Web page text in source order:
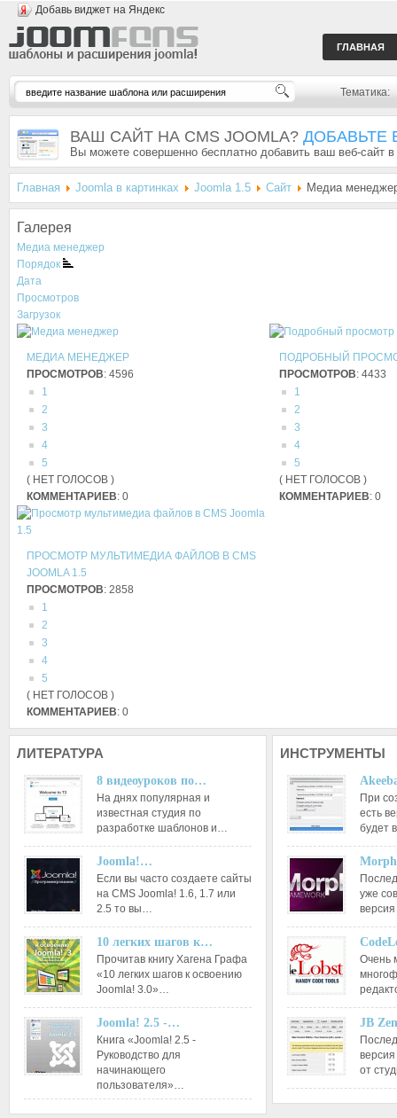
Добавь виджет на Яндекс
ГЛАВНАЯ
Тематика:
ВАШ САЙТ НА CMS JOOMLA? ДОБАВЬТЕ
Вы можете совершенно бесплатно добавить ваш веб-сайт
Главная Joomla в картинках Joomla 1.5 Сайт Медиа
Галерея
Медиа менеджер
Порядок
Дата
Просмотров
Загрузок
МЕДИА МЕНЕДЖЕР
ПРОСМОТРОВ: 4596
1
2
3
4
5
( НЕТ ГОЛОСОВ )
КОММЕНТАРИЕВ: 0
ПОДРОБНЫЙ
ПРОСМОТРОВ: 4433
1
2
3
4
5
( НЕТ ГОЛОСОВ )
КОММЕНТАРИЕВ: 0
ПРОСМОТР МУЛЬТИМЕДИА ФАЙЛОВ В CMS
JOOMLA 1.5
ПРОСМОТРОВ: 2858
1
2
3
4
5
( НЕТ ГОЛОСОВ )
КОММЕНТАРИЕВ: 0
ЛИТЕРАТУРА
8 видеоуроков по…
На днях популярная и
известная студия по
разработке шаблонов и…
Joomla!…
Если вы часто создаете сайты
на CMS Joomla! 1.6, 1.7 или
2.5 то вы…
10 легких шагов к…
Прочитав книгу Хагена Графа
«10 легких шагов к освоению
Joomla! 3.0»…
Joomla! 2.5 -…
Книга «Joomla! 2.5 -
Руководство для
начинающего
пользователя»…
ИНСТРУМЕНТЫ
При
есть
будет
уже
Очень
JB
от